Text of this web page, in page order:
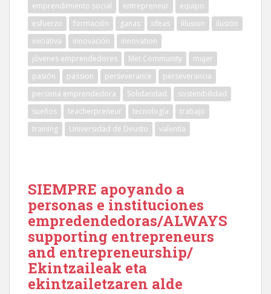
emprendimiento social
entrepreneur
equipo
esfuerzo
formación ganas ideas illusion
ilusión
iniciativa
innovación
innovation
jóvenes emprendedores
Met Community
mujer
pasión
passion perseverance
perseverancia
persona emprendedora
Solidaridad
sostenibilidad
sueños
teacherpreneur tecnología
trabajo
training
Universidad de Deusto valentía
SIEMPRE apoyando a
personas e instituciones
empredendedoras/ALWAYS
supporting entrepreneurs
and entrepreneurship/
Ekintzaileak eta
ekintzailetzaren alde